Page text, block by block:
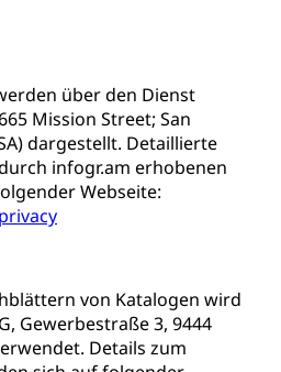
über den Dienst
Mission Street; San
dargestellt. Detaillierte
infogr.am erhobenen
Webseite:
von Katalogen wird
Gewerbestraße 3, 9444
Details zum